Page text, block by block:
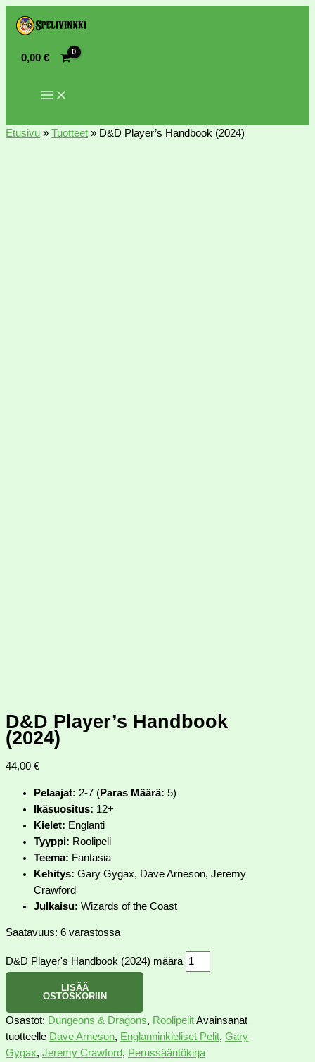
0,00€
Etusivu » Tuotteet » D&D Player’s Handbook (2024)
D&D Player’s Handbook
(2024)
44,00 €
Pelaajat: 2-7 (Paras Määrä: 5)
Ikäsuositus: 12+
Kielet: Englanti
Tyyppi: Roolipeli
Teema: Fantasia
Kehitys: Gary Gygax, Dave Arneson, Jeremy
Crawford
Julkaisu: Wizards of the Coast
Saatavuus: 6 varastossa
D&D Player's Handbook (2024) määrä
LISÄÄ
OSTOSKORIIN
Osastot: Dungeons & Dragons, RoolipelitAvainsanat
tuotteelle Dave Arneson, Englanninkieliset Pelit, Gary
Gygax, Jeremy Crawford, Perussääntökirja